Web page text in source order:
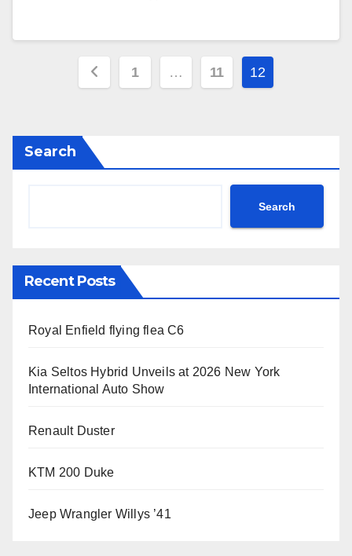
Posts
1 … 11 12
Search
Search
Recent Posts
Royal Enfield flying flea C6
Kia Seltos Hybrid Unveils at 2026 New York
International Auto Show
Renault Duster
KTM 200 Duke
Jeep Wrangler Willys ’41